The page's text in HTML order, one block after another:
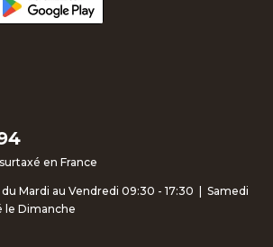
en France
Mardi au Vendredi 09:30 - 17:30 | Samedi
le Dimanche